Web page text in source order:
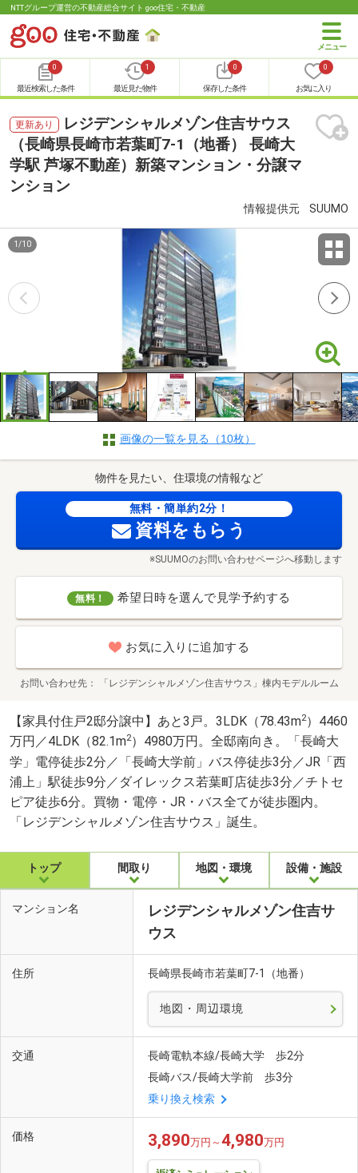
NTTグループ運営の不動産総合サイト goo住宅・不動産
0
最近検索した条件
1
最近見た物件
0
保存した条件
0
お気に入り
更新あり
レジデンシャルメゾン住吉サウス
（長崎県長崎市若葉町7-1（地番） 長崎大
学駅 芦塚不動産）新築マンション・分譲マ
ンション
情報提供元 SUUMO
1 /10
画像の一覧を見る（10枚）
物件を見たい、住環境の情報など
無料・簡単約2分！
資料をもらう
※SUUMOのお問い合わせページへ移動します
無料！ 希望日時を選んで見学予約する
お気に入りに追加する
お問い合わせ先 「レジデンシャルメゾン住吉サウス」棟内モデルルーム
【家具付住戸2邸分譲中】あと3戸。3LDK（78.43m2）4460
万円／4LDK（82.1m2）4980万円。全邸南向き。「長崎大
学」電停徒歩2分／「長崎大学前」バス停徒歩3分／JR「西
浦上」駅徒歩9分／ダイレックス若葉町店徒歩3分／チトセ
ピア徒歩6分。買物・電停・JR・バス全てが徒歩圏内。
「レジデンシャルメゾン住吉サウス」誕生。
トップ 間取り 地図・環境 設備・施設
マンション名
レジデンシャルメゾン住吉サ
ウス
住所 長崎県長崎市若葉町7-1（地番）
地図・周辺環境
交通
長崎電軌本線/長崎大学 歩2分
長崎バス/長崎大学前 歩3分
乗り換え検索
価格 3,890万円～ 4,980万円